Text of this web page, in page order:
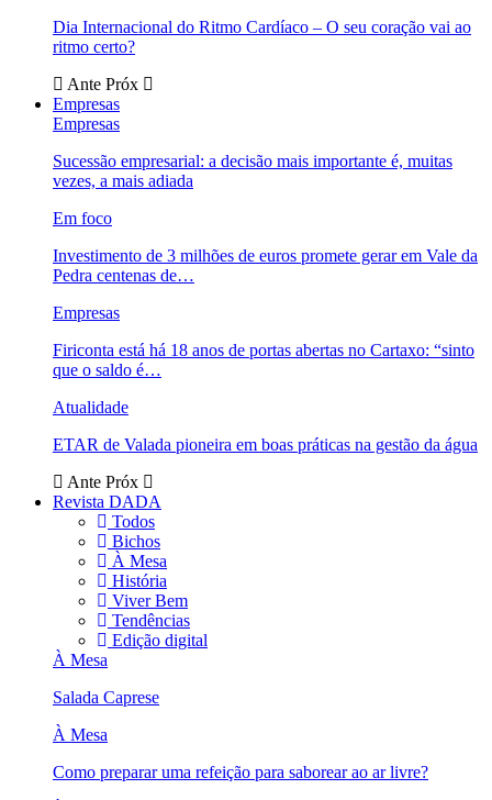
Dia Internacional do Ritmo Cardíaco – O seu coração vai ao
ritmo certo?
Ante Próx
Empresas
Empresas
Sucessão empresarial: a decisão mais importante é, muitas
vezes, a mais adiada
Em foco
Investimento de 3 milhões de euros promete gerar em Vale da
Pedra centenas de…
Empresas
Firiconta está há 18 anos de portas abertas no Cartaxo: “sinto
que o saldo é…
Atualidade
ETAR de Valada pioneira em boas práticas na gestão da água
Ante Próx
Revista DADA
Todos
Bichos
À Mesa
História
Viver Bem
Tendências
Edição digital
À Mesa
Salada Caprese
À Mesa
Como preparar uma refeição para saborear ao ar livre?